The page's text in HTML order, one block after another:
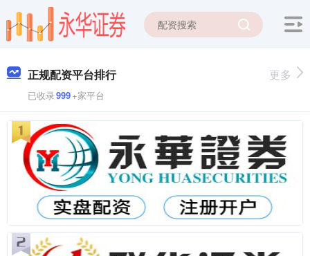
正规配资平台排行
已收录999+家平台
更多